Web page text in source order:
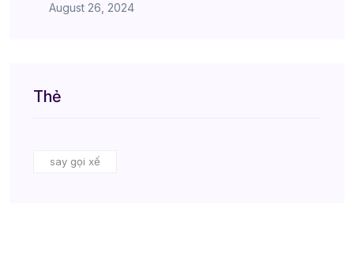
August 26, 2024
Thẻ
say gọi xế